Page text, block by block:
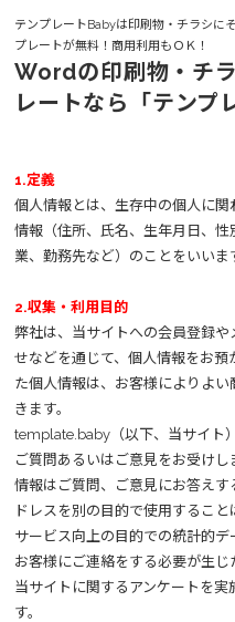
テンプレートBabyは印刷物・チラシに
プレートが無料！商用利用もＯＫ！
Wordの印刷物・チ
レートなら「テンプ
個人情報保護方針
1.定義
個人情報とは、生存中の個人に
情報（住所、氏名、生年月日、
業、勤務先など）のことをいいま
2.収集・利用目的
弊社は、当サイトへの会員登録
せなどを通じて、個人情報をお
た個人情報は、お客様によりよ
きます。
template.baby（以下、当サイト
ご質問あるいはご意見をお受け
情報はご質問、ご意見にお答え
ドレスを別の目的で使用すること
サービス向上の目的での統計的デ
お客様にご連絡をする必要が生じ
当サイトに関するアンケートを
す。